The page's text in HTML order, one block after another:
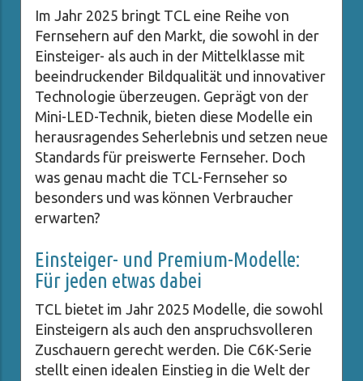
Im Jahr 2025 bringt TCL eine Reihe von
Fernsehern auf den Markt, die sowohl in der
Einsteiger- als auch in der Mittelklasse mit
beeindruckender Bildqualität und innovativer
Technologie überzeugen. Geprägt von der
Mini-LED-Technik, bieten diese Modelle ein
herausragendes Seherlebnis und setzen neue
Standards für preiswerte Fernseher. Doch
was genau macht die TCL-Fernseher so
besonders und was können Verbraucher
erwarten?
Einsteiger- und Premium-Modelle:
Für jeden etwas dabei
TCL bietet im Jahr 2025 Modelle, die sowohl
Einsteigern als auch den anspruchsvolleren
Zuschauern gerecht werden. Die C6K-Serie
stellt einen idealen Einstieg in die Welt der